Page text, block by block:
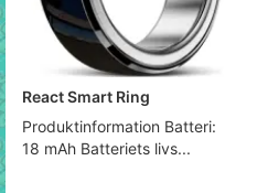
React Smart Ring
Produktinformation Batteri:
18 mAh Batteriets livs...